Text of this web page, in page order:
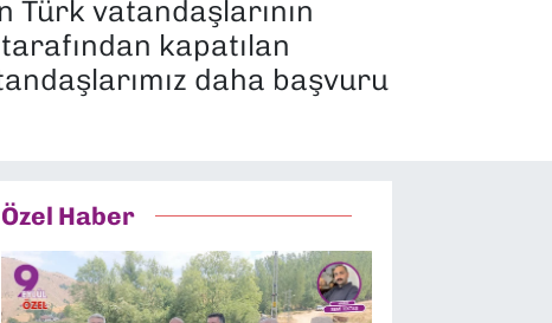
Türk vatandaşlarının
kapatılan
daha başvuru
Özel Haber